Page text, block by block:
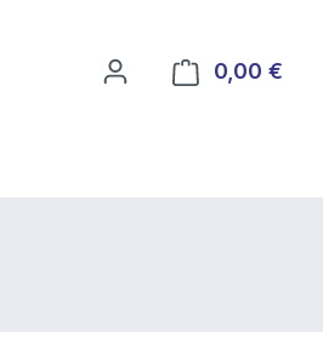
0,00 €